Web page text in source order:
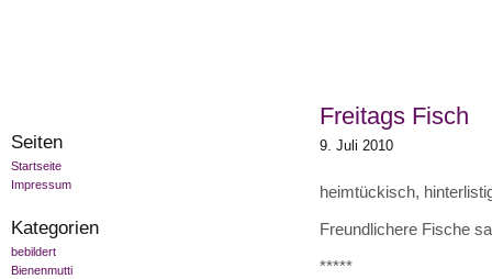
Seiten
Startseite
Impressum
Kategorien
bebildert
Bienenmutti
Freitags Fisch
9. Juli 2010
heimtückisch,
Freundlichere Fische
*****